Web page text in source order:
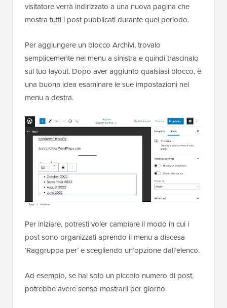
visitatore verrà indirizzato a una nuova pagina che
mostra tutti i post pubblicati durante quel periodo.
Per aggiungere un blocco Archivi, trovalo
semplicemente nel menu a sinistra e quindi trascinalo
sul tuo layout. Dopo aver aggiunto qualsiasi blocco, è
una buona idea esaminare le sue impostazioni nel
menu a destra.
Per iniziare, potresti voler cambiare il modo in cui i
post sono organizzati aprendo il menu a discesa
‘Raggruppa per’ e scegliendo un’opzione dall’elenco.
Ad esempio, se hai solo un piccolo numero di post,
potrebbe avere senso mostrarli per giorno.